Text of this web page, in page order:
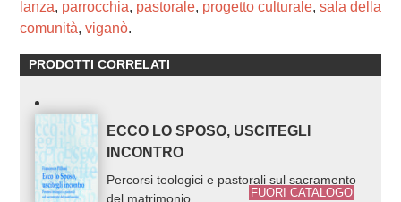
lanza, parrocchia, pastorale, progetto culturale, sala della
comunità, viganò.
PRODOTTI CORRELATI
ECCO LO SPOSO, USCITEGLI
INCONTRO
Percorsi teologici e pastorali sul sacramento
del matrimonio
FUORI CATALOGO